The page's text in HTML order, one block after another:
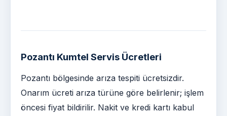
Pozantı Kumtel Servis Ücretleri
Pozantı bölgesinde arıza tespiti ücretsizdir.
Onarım ücreti arıza türüne göre belirlenir; işlem
öncesi fiyat bildirilir. Nakit ve kredi kartı kabul